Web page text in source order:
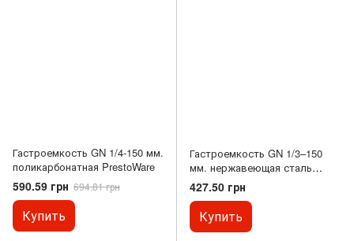
Гастроемкость GN 1/4-150 мм.
поликарбонатная PrestoWare
590.59 грн 694.81 грн
Купить
Гастроемкость GN 1/3–150
мм. нержавеющая сталь
Presto Ware
427.50 грн
Купить